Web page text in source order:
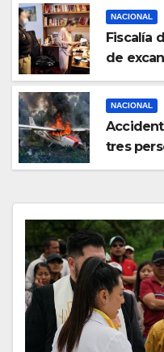
NACIONAL
Fiscalía
de
NACIONAL
tres